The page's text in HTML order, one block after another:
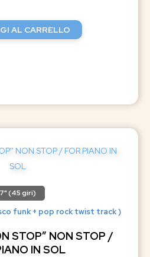
AL CARRELLO
7" (45 giri)
funk + pop rock twist track )
STOP” NON STOP /
IN SOL